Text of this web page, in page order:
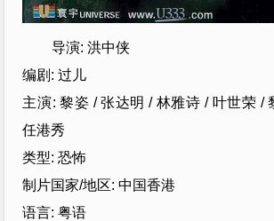
导演: 洪中侠
编剧: 过儿
主演: 黎姿 / 张达明 / 林雅诗 / 叶世荣 /
任港秀
类型: 恐怖
制片国家/地区: 中国香港
语言: 粤语